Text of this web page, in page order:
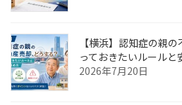
【横浜】認知症の親
っておきたいルールと
2026年7月20日